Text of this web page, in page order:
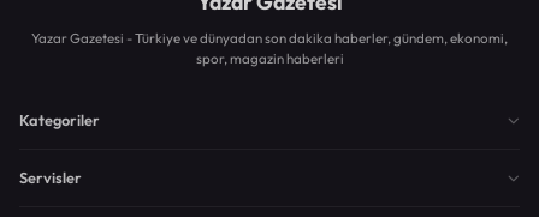
Yazar Gazetesi - Türkiye ve dünyadan son dakika haberler, gündem, ekonomi,
spor, magazin haberleri
Kategoriler
Servisler